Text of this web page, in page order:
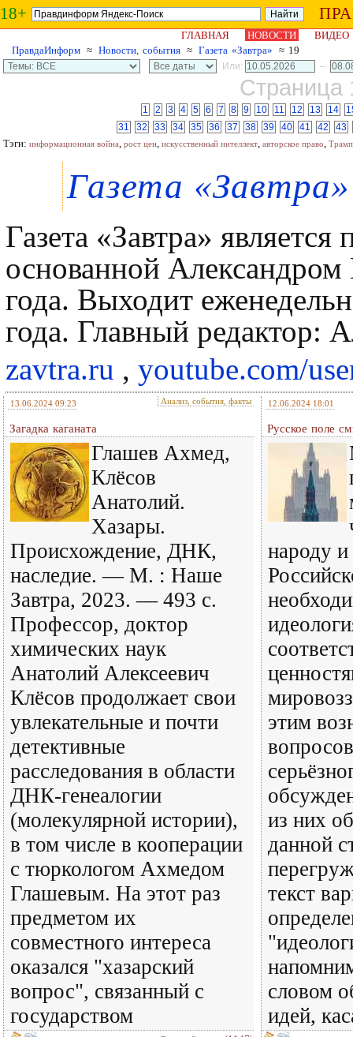
18+
ГЛАВНАЯ НОВОСТИ
ВИДЕО
ПравдаИнформ ≈ Новости, события ≈ Газета «Завтра» ≈ 19
Или: –
Страница
1 2 3 4 5 6 7 8 9 10 11 12 13 14
31
32 33 34 35 36 37 38 39 40 41 42 43
Тэги: информационная война, рост цен, искусственный интеллект, авторское право, Трамп
Газета «Завтра»
Газета «Завтра»
основанной
года. Выходит
года. Главный
zavtra.ru , youtube.com/
13.06.2024 09:23 Анализ, события, факты
Загадка каганата
Глашев Ахмед,
Клёсов
Анатолий.
Хазары.
Происхождение, ДНК,
наследие. — М. : Наше
Завтра, 2023. — 493 с.
Профессор, доктор
химических наук
Анатолий Алексеевич
Клёсов продолжает свои
увлекательные и почти
детективные
расследования в области
ДНК-генеалогии
(молекулярной истории),
в том числе в кооперации
с тюркологом Ахмедом
Глашевым. На этот раз
предметом их
совместного интереса
оказался "хазарский
вопрос", связанный с
государством
12.06.2024 18:01
Русское поле
народу и
этим
из них
данной
текст
словом
идей,